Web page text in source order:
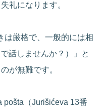
礼になります。
は厳格で、一般的には相
話しませんか？）」と
が無難です。
pošta（Jurišićeva 13番